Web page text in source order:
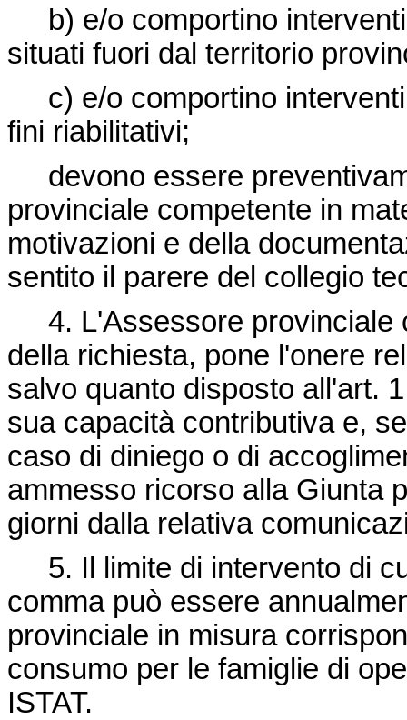
b) e/o comportino
situati fuori dal territorio
c) e/o comportino interventi
fini riabilitativi;
devono essere
provinciale competente in
motivazioni e della
sentito il parere del collegio
4. L'Assessore provinciale
della richiesta, pone l'onere
salvo quanto disposto all'art.
sua capacità contributiva e,
caso di diniego o di
ammesso ricorso alla Giunta
giorni dalla relativa
5. Il limite di intervento di
comma può essere
provinciale in misura
consumo per le famiglie di
ISTAT.